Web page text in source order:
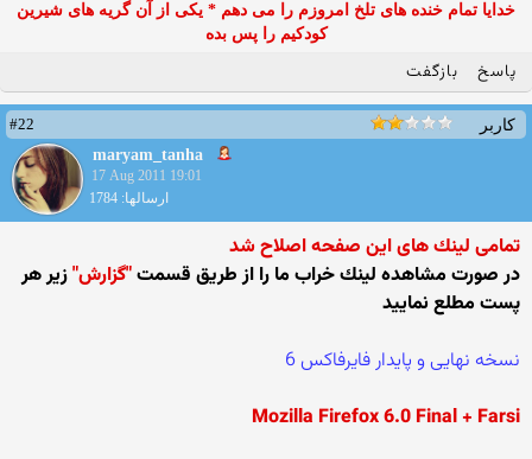
خدایا تمام خنده های تلخ امروزم را می دهم * یکی از آن گریه های شیرین
کودکیم را پس بده
پاسخ بازگفت
کاربر
#22
maryam_tanha
17 Aug 2011 19:01
ارسالها: 1784
تمامی لینك های این صفحه اصلاح شد
در صورت مشاهده لینك خراب ما را از طریق قسمت"گزارش"زیر هر
پست مطلع نمایید
نسخه نهایی و پایدار فایرفاکس 6
Mozilla Firefox 6.0 Final + Farsi